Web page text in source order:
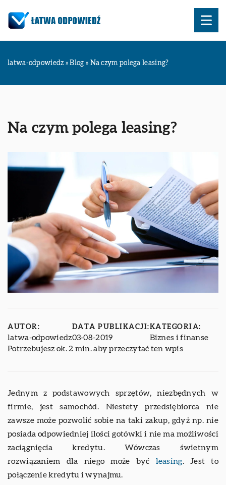
latwa-odpowiedz »Blog » Na czym polega leasing?
Na czym polega leasing?
AUTOR:
latwa-odpowiedz
DATA PUBLIKACJI:
03-08-2019
KATEGORIA:
Biznes i finanse
Potrzebujesz ok. 2 min. aby przeczytać ten wpis
Jednym z podstawowych sprzętów, niezbędnych w
firmie, jest samochód. Niestety przedsiębiorca nie
zawsze może pozwolić sobie na taki zakup, gdyż np. nie
posiada odpowiedniej ilości gotówki i nie ma możliwości
zaciągnięcia kredytu. Wówczas świetnym
rozwiązaniem dla niego może być leasing. Jest to
połączenie kredytu i wynajmu.